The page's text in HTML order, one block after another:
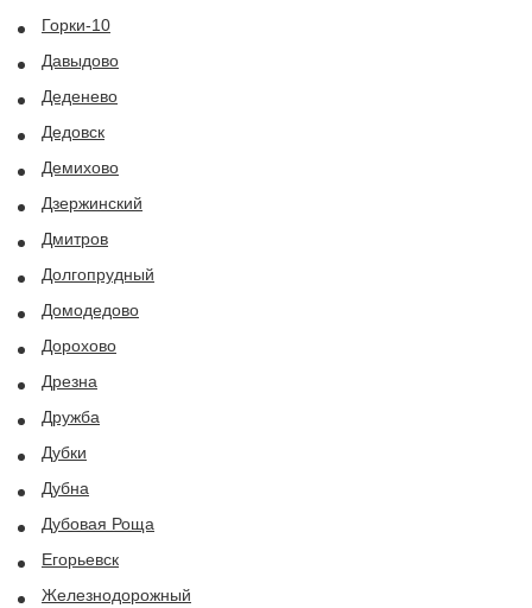
Горки-10
Давыдово
Деденево
Дедовск
Демихово
Дзержинский
Дмитров
Долгопрудный
Домодедово
Дорохово
Дрезна
Дружба
Дубки
Дубна
Дубовая Роща
Егорьевск
Железнодорожный